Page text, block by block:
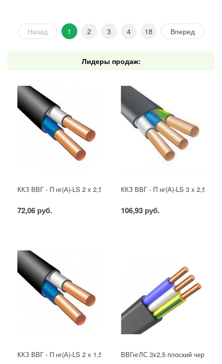
Назад 1 2 3 4 18 Вперед
Лидеры продаж:
ККЗ ВВГ - П нг(А)-LS 2 х 2,5 ГОСТ
72,06 руб.
ККЗ ВВГ - П нг(А)-LS 3 х 2,5
106,93 руб.
ККЗ ВВГ - П нг(А)-LS 2 х 1,5 ГОСТ ВВГнгЛС 3x2,5 плоский черный